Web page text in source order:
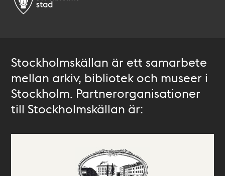
Stockholmskällan är ett samarbete
mellan arkiv, bibliotek och museer i
Stockholm. Partnerorganisationer
till Stockholmskällan är: